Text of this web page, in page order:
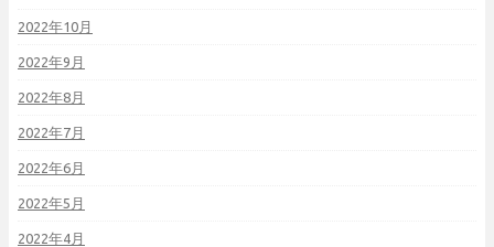
2022年10月
2022年9月
2022年8月
2022年7月
2022年6月
2022年5月
2022年4月